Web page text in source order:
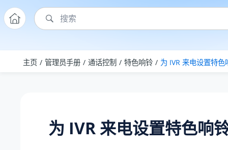
主页 管理员手册 通话控制 特色响铃 为 IVR 来电设置特色
为 IVR 来电设置特色响